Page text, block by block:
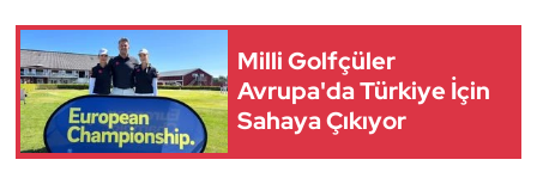
Milli Golfçüler
Avrupa'da Türkiye İçin
Sahaya Çıkıyor
Kürek
Masa Tenisi